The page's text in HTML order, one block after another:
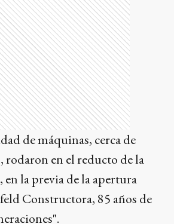
de máquinas, cerca de
rodaron en el reducto de la
la previa de la apertura
Constructora, 85 años de